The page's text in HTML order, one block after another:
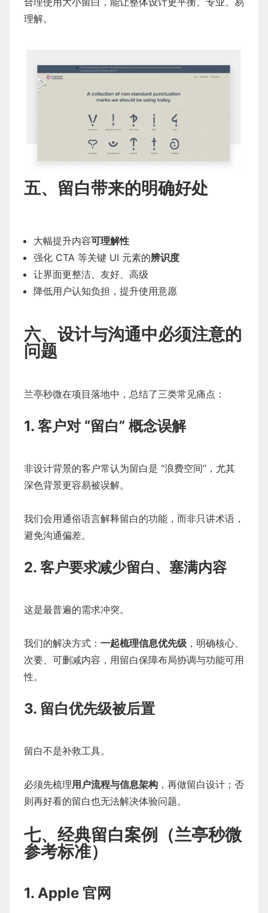
理解。
五、留白带来的明确好处
大幅提升内容可理解性
强化 CTA 等关键 UI 元素的辨识度
让界面更整洁、友好、高级
降低用户认知负担，提升使用意愿
六、设计与沟通中必须注意的
问题
兰亭秒微在项目落地中，总结了三类常见痛点：
1. 客户对 “留白” 概念误解
非设计背景的客户常认为留白是 “浪费空间”，尤其
深色背景更容易被误解。
我们会用通俗语言解释留白的功能，而非只讲术语，
避免沟通偏差。
2. 客户要求减少留白、塞满内容
这是最普遍的需求冲突。
我们的解决方式： 一起梳理信息优先级 ，明确核心、
次要、可删减内容，用留白保障布局协调与功能可用
性。
3. 留白优先级被后置
留白不是补救工具。
必须先梳理用户流程与信息架构 ，再做留白设计；否
则再好看的留白也无法解决体验问题。
七、经典留白案例（兰亭秒微
参考标准）
1. Apple 官网